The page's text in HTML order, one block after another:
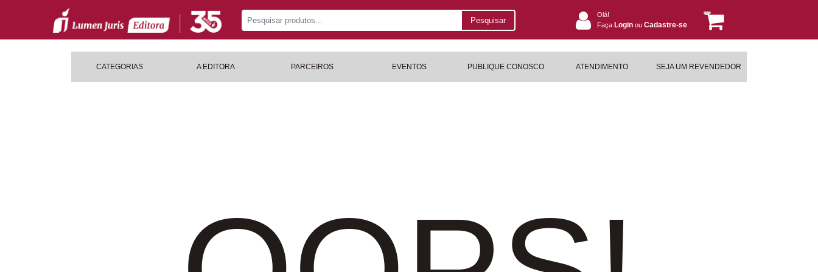
Pesquisar
Olá!
Faça Login ou Cadastre-se
CATEGORIAS A EDITORA PARCEIROS EVENTOS PUBLIQUE CONOSCO ATENDIMENTO SEJA UM REVENDEDOR